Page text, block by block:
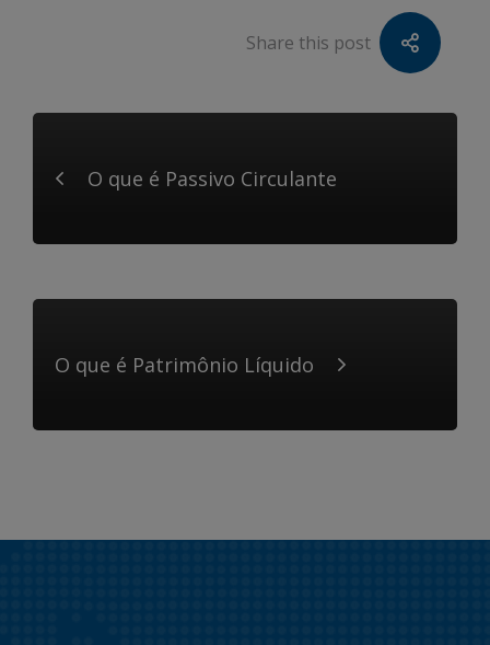
Share this post
O que é Passivo Circulante
O que é Patrimônio Líquido